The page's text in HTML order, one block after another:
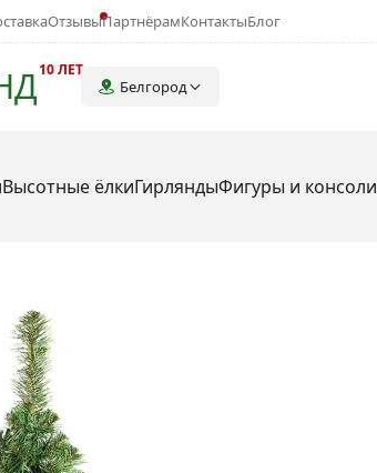
10 ЛЕТ
Белгород
ОтзывыПартнёрамКонтактыБлог
Высотные ёлкиГирляндыФигуры и консоли